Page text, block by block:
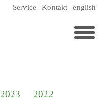
Service Kontakt english
2023
2022